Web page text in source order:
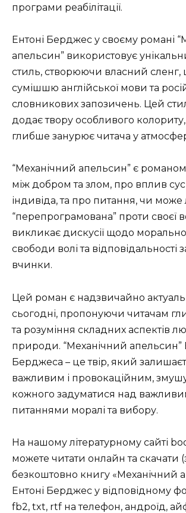
програми реабілітації.
Ентоні Берджес у своєму романі
апельсин” використовує
стиль, створюючи власний сленг,
сумішшю англійської мови та
словникових запозичень. Цей
додає твору особливого
глибше занурює читача у
“Механічний апельсин” є
між добром та злом, про вплив
індивіда, та про питання, чи
“перепрограмована” проти своєї
викликає дискусії щодо
свободи волі та відповідальності
вчинки.
Цей роман є надзвичайно
сьогодні, пропонуючи читачам
та розуміння складних аспектів
природи. “Механічний апельсин”
Берджеса – це твір, який
важливим і провокаційним,
кожного задуматися над
питаннями моралі та вибору.
На нашому літературному сайті
можете читати онлайн та скачати
безкоштовно книгу «Механічний
Ентоні Берджес у відповідному
fb2, txt, rtf на телефон, андроїд,